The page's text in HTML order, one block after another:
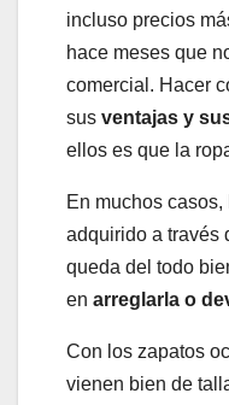
incluso precios
hace meses que
comercial. Hacer
sus ventajas y
ellos es que la
En muchos
adquirido a través
queda del todo
en arreglarla o
Con los zapatos
vienen bien de